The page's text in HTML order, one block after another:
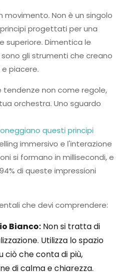
movimento. Non è un singolo
progettati per una
superiore. Dimentica le
gli strumenti che creano
piacere.
tendenze non come regole,
orchestra. Uno sguardo
questi principi
immersivo e l'interazione
si formano in millisecondi, e
di queste impressioni
che devi comprendere:
Bianco: Non si tratta di
Utilizza lo spazio
ciò che conta di più,
di calma e chiarezza.